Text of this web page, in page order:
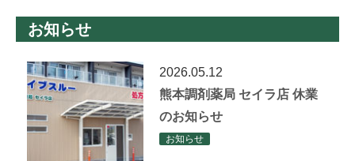
お知らせ
2026.05.12
熊本調剤薬局 セイラ店 休業
のお知らせ
お知らせ